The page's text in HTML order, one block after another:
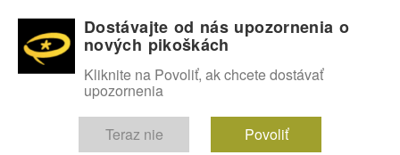
OMG! SEXICE
Dostávajte od nás upozornenia o
nových pikoškách
Kliknite na Povoliť, ak chcete dostávať
upozornenia
Teraz nie Povoliť